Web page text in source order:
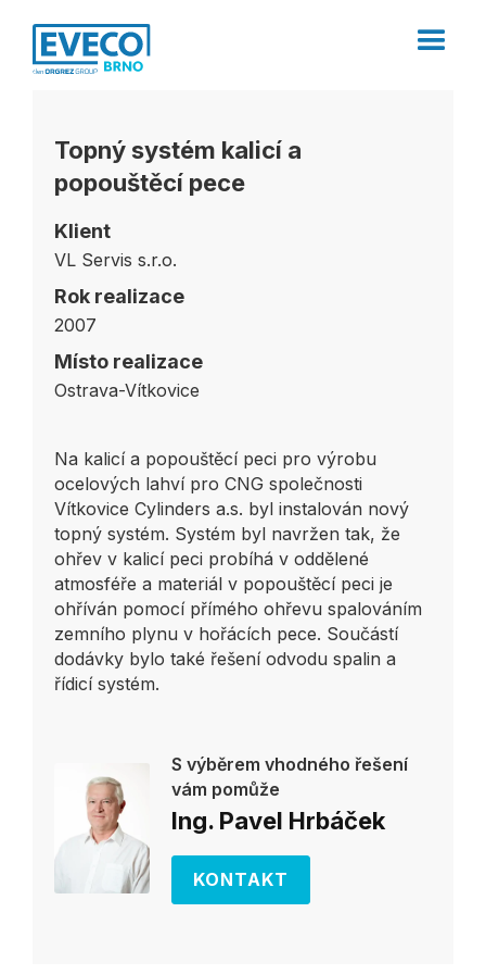
Topný systém kalicí a
popouštěcí pece
Klient
VL Servis s.r.o.
Rok realizace
2007
Místo realizace
Ostrava-Vítkovice
Na kalicí a popouštěcí peci pro výrobu
ocelových lahví pro CNG společnosti
Vítkovice Cylinders a.s. byl instalován nový
topný systém. Systém byl navržen tak, že
ohřev v kalicí peci probíhá v oddělené
atmosféře a materiál v popouštěcí peci je
ohříván pomocí přímého ohřevu spalováním
zemního plynu v hořácích pece. Součástí
dodávky bylo také řešení odvodu spalin a
řídicí systém.
S výběrem vhodného řešení
vám pomůže
Ing. Pavel Hrbáček
KONTAKT